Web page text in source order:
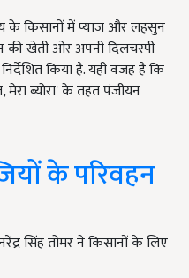
के किसानों में प्याज और लहसुन
की खेती ओर अपनी दिलचस्पी
किया है. यही वजह है कि
ब्योरा' के तहत पंजीयन
के परिवहन
सिंह तोमर ने किसानों के लिए